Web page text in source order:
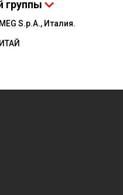
группы
S.p.A., Италия.